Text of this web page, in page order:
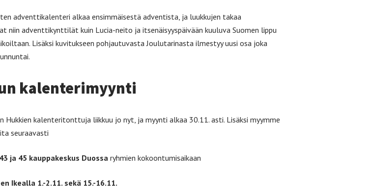
adventtikalenteri alkaa ensimmäisestä adventista, ja luukkujen takaa
niin adventtikynttilät kuin Lucia-neito ja itsenäisyyspäivään kuuluva Suomen lippu
Lisäksi kuvitukseen pohjautuvasta Joulutarinasta ilmestyy uusi osa joka
kalente­ri­myynti
Hukkien kalenteritonttuja liikkuu jo nyt, ja myynti alkaa 30.11. asti. Lisäksi myymme
seuraavasti
ja 45 kauppakeskus Duossa ryhmien kokoontumisaikaan
Ikealla 1.-2.11. sekä 15.-16.11.